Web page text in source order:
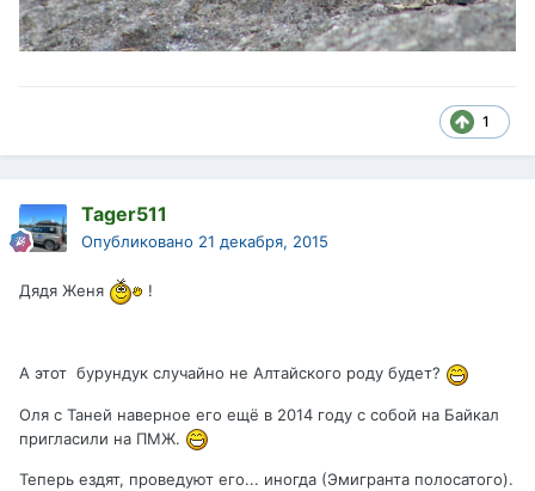
1
Tager511
Опубликовано 21 декабря, 2015
Дядя Женя !
А этот бурундук случайно не Алтайского роду будет?
Оля с Таней наверное его ещё в 2014 году с собой на Байкал
пригласили на ПМЖ.
Теперь ездят, проведуют его... иногда (Эмигранта полосатого).